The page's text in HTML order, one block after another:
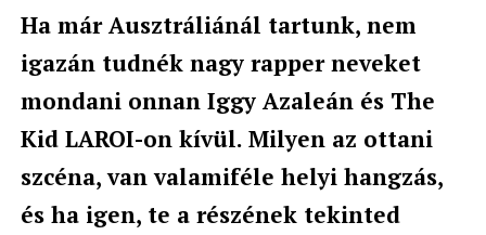
Ha már Ausztráliánál tartunk, nem
igazán tudnék nagy rapper neveket
mondani onnan Iggy Azaleán és The
Kid LAROI-on kívül. Milyen az ottani
szcéna, van valamiféle helyi hangzás,
és ha igen, te a részének tekinted